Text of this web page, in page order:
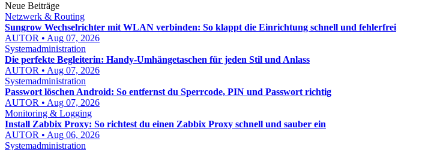
Neue Beiträge
Netzwerk & Routing
Sungrow Wechselrichter mit WLAN verbinden: So klappt die Einrichtung schnell und fehlerfrei
AUTOR • Aug 07, 2026
Systemadministration
Die perfekte Begleiterin: Handy-Umhängetaschen für jeden Stil und Anlass
AUTOR • Aug 07, 2026
Systemadministration
Passwort löschen Android: So entfernst du Sperrcode, PIN und Passwort richtig
AUTOR • Aug 07, 2026
Monitoring & Logging
Install Zabbix Proxy: So richtest du einen Zabbix Proxy schnell und sauber ein
AUTOR • Aug 06, 2026
Systemadministration